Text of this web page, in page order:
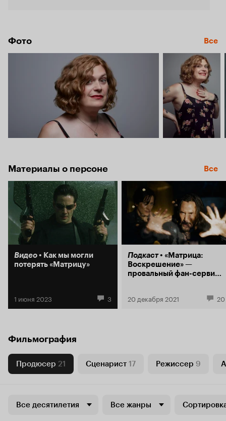
Фото Все
Материалы о персоне Все
Видео
Как мы могли
потерять «Матрицу»
1 июня 2023 3
Подкаст
«Матрица:
Воскрешение» —
провальный фан-сервис
20 декабря 2021 20
Фильмография
Продюсер 21 Сценарист 17 Режиссер 9
Все десятилетия Все жанры